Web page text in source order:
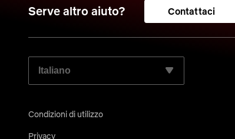
Serve altro aiuto? Contattaci
SELEZIONA LA LINGUA PREFERITA:
Condizioni di utilizzo
Privacy